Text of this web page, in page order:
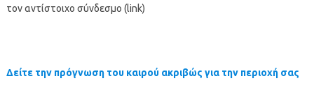
τον αντίστοιχο σύνδεσμο (link)
Δείτε την πρόγνωση του καιρού ακριβώς για την περιοχή σας